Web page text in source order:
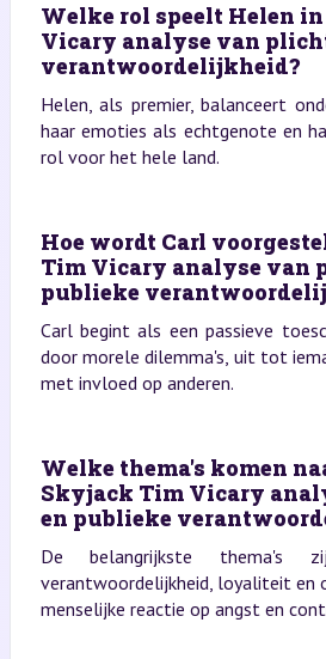
Welke rol speelt Helen
Vicary analyse van
verantwoordelijkheid?
Helen, als premier, balanceert
haar emoties als echtgenote en
rol voor het hele land.
Hoe wordt Carl
Tim Vicary analyse van
publieke
Carl begint als een passieve
door morele dilemma's, uit tot
met invloed op anderen.
Welke thema's komen
Skyjack Tim Vicary
en publieke
De belangrijkste thema's
verantwoordelijkheid, loyaliteit en
menselijke reactie op angst en